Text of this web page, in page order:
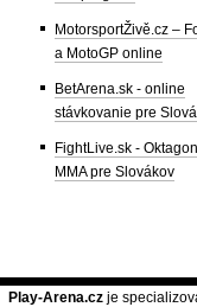
MotorsportŽivě.cz –
a MotoGP online
BetArena.sk - online
stávkovanie pre
FightLive.sk -
MMA pre Slovákov
Play-Arena.cz je